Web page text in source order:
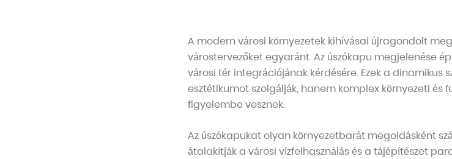
A modern városi környezetek kihívásai újragondolt
várostervezőket egyaránt. Az úszókapu megjelenése
városi tér integrációjának kérdésére. Ezek a dinamikus
esztétikumot szolgálják, hanem komplex környezeti és
figyelembe vesznek.
Az úszókapukat olyan környezetbarát megoldásként
átalakítják a városi vízfelhasználás és a tájépítészet